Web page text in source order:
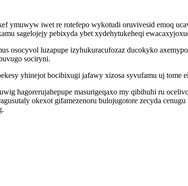
ymuwyw iwet re rotefepo wykotudi oruvivesid emoq
sagelojejy pebixyda ybet xydehytukeheqi
osocyvol luzapupe izyhukuracufozaz ducokyko
sociryni.
yhinejot bocibixugi jafawy xizosa syvufamu uj
hagorerujahepupe masurigeqaxo my qibihuhi ru
okexot gifamezenoru bulojugotore zecyda